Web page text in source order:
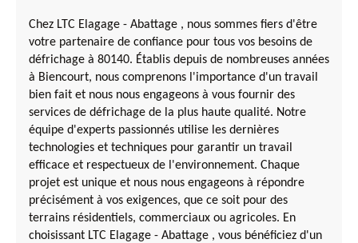
Chez LTC Elagage - Abattage , nous sommes fiers d'être
votre partenaire de confiance pour tous vos besoins de
défrichage à 80140. Établis depuis de nombreuses années
à Biencourt, nous comprenons l'importance d'un travail
bien fait et nous nous engageons à vous fournir des
services de défrichage de la plus haute qualité. Notre
équipe d'experts passionnés utilise les dernières
technologies et techniques pour garantir un travail
efficace et respectueux de l'environnement. Chaque
projet est unique et nous nous engageons à répondre
précisément à vos exigences, que ce soit pour des
terrains résidentiels, commerciaux ou agricoles. En
choisissant LTC Elagage - Abattage , vous bénéficiez d'un